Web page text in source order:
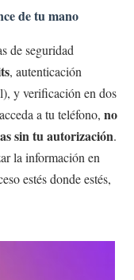
de tu mano
de seguridad
, autenticación
y verificación en dos
a tu teléfono, no
sin tu autorización.
la información en
estés donde estés,